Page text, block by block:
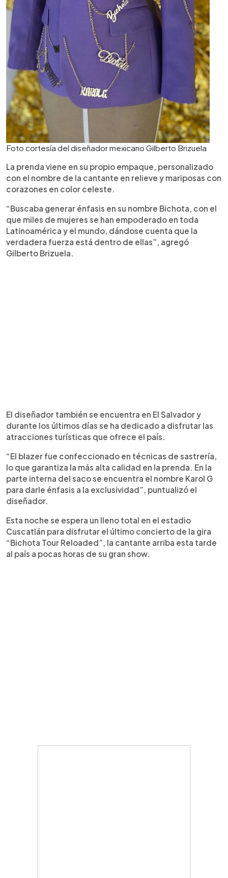
Foto cortesía del diseñador mexicano Gilberto Brizuela
La prenda viene en su propio empaque, personalizado
con el nombre de la cantante en relieve y mariposas con
corazones en color celeste.
“Buscaba generar énfasis en su nombre Bichota, con el
que miles de mujeres se han empoderado en toda
Latinoamérica y el mundo, dándose cuenta que la
verdadera fuerza está dentro de ellas”, agregó
Gilberto Brizuela.
El diseñador también se encuentra en El Salvador y
durante los últimos días se ha dedicado a disfrutar las
atracciones turísticas que ofrece el país.
“El blazer fue confeccionado en técnicas de sastrería,
lo que garantiza la más alta calidad en la prenda. En la
parte interna del saco se encuentra el nombre Karol G
para darle énfasis a la exclusividad”, puntualizó el
diseñador.
Esta noche se espera un lleno total en el estadio
Cuscatlán para disfrutar el último concierto de la gira
“Bichota Tour Reloaded”, la cantante arriba esta tarde
al país a pocas horas de su gran show.